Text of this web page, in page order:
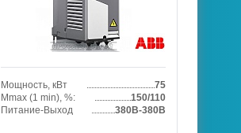
Мощность, кВт
75
Mmax (1 min), %:
150/110
Питание-Выход
380В-380В